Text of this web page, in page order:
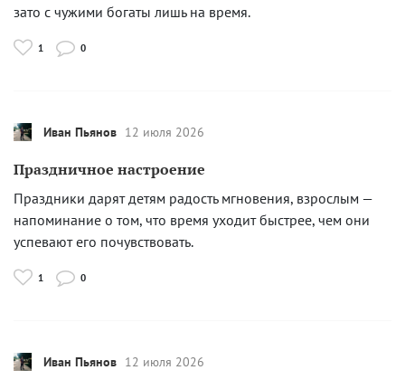
зато с чужими богаты лишь на время.
1 0
Иван Пьянов 12 июля 2026
Праздничное настроение
Праздники дарят детям радость мгновения, взрослым —
напоминание о том, что время уходит быстрее, чем они
успевают его почувствовать.
1 0
Иван Пьянов 12 июля 2026